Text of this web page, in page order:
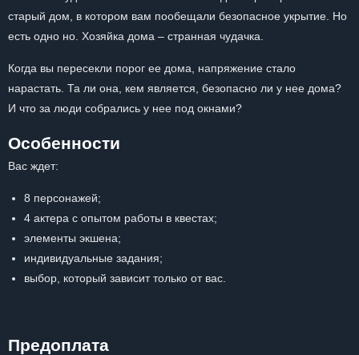
старый дом, в котором вам пообещали безопасное укрытие. Но
есть одно но. Хозяйка дома – странная чудачка.
Когда вы пересекли порог ее дома, напряжение стало
нарастать. Та ли она, кем является, безопасно ли у нее дома?
И что за люди собрались у нее под окнами?
Особенности
Вас ждет:
8 персонажей;
4 актера с опытом работы в квестах;
элементы экшена;
индивидуальные задания;
выбор, который зависит только от вас.
Предоплата